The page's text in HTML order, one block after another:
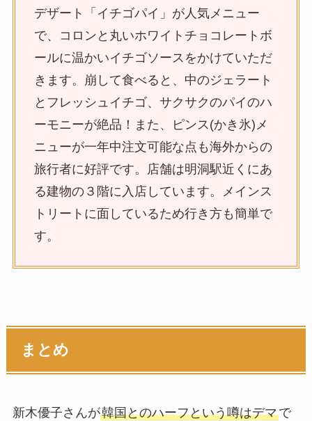
デザート「イチゴパイ」が人気メニュー
で、コロンと丸いホワイトチョコレートボ
ールに温かいイチゴソースをかけていただ
きます。崩して食べると、中のジェラート
とフレッシュイチゴ、サクサクのパイのハ
ーモニーが絶品！また、ピンス(かき氷)メ
ニューが一年中注文可能な点も海外からの
旅行者に好評です。店舗は明洞駅近くにあ
る建物の３階に入店しています。メインス
トリートに面しているため行き方も簡単で
す。
まとめ
新木優子さんが韓国とのハーフという噂はデマで